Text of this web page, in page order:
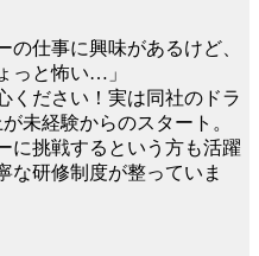
の仕事に興味があるけど、
っと怖い…」
ください！実は同社のドラ
未経験からのスタート。
に挑戦するという方も活躍
な研修制度が整っていま